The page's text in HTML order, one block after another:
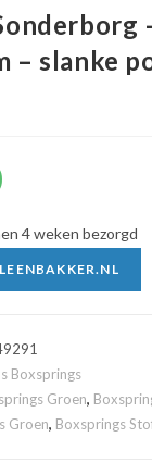
– slanke
4 weken bezorgd
Boxsprings
Groen,
Groen, Boxsprings